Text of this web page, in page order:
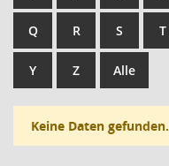
Q R S T
Y Z Alle
Keine Daten gefunden.